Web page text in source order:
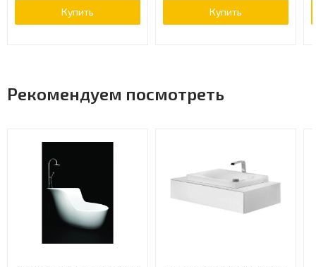
Купить Купить
Рекомендуем посмотреть